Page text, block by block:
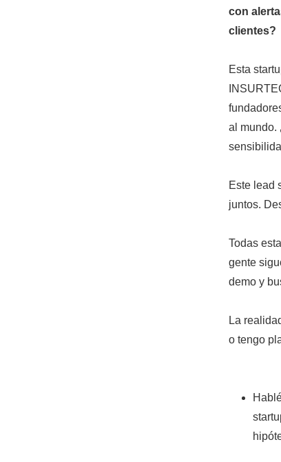
con
clientes?
Esta
al mundo.
Este lead
juntos.
Todas
gente
demo y
La
o tengo